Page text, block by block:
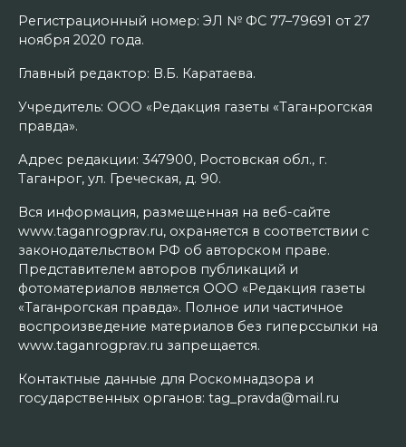
Регистрационный номер: ЭЛ № ФС 77–79691 от 27
ноября 2020 года.
Главный редактор: В.Б. Каратаева.
Учредитель: ООО «Редакция газеты «Таганрогская
правда».
Адрес редакции: 347900, Ростовская обл., г.
Таганрог, ул. Греческая, д. 90.
Вся информация, размещенная на веб-сайте
www.taganrogprav.ru, охраняется в соответствии с
законодательством РФ об авторском праве.
Представителем авторов публикаций и
фотоматериалов является ООО «Редакция газеты
«Таганрогская правда». Полное или частичное
воспроизведение материалов без гиперссылки на
www.taganrogprav.ru запрещается.
Контактные данные для Роскомнадзора и
государственных органов: tag_pravda@mail.ru